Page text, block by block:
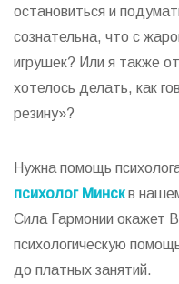
остановиться и
сознательна, что с
игрушек? Или я также
хотелось делать, как
резину»?
Нужна помощь
психолог Минскв
Сила Гармонии окажет
психологическую
до платных занятий.